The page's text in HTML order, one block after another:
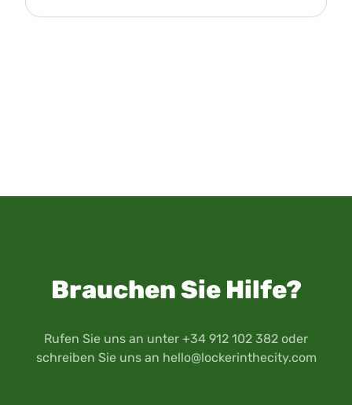
Brauchen Sie Hilfe?
Rufen Sie uns an unter +34 912 102 382 oder
schreiben Sie uns an hello@lockerinthecity.com